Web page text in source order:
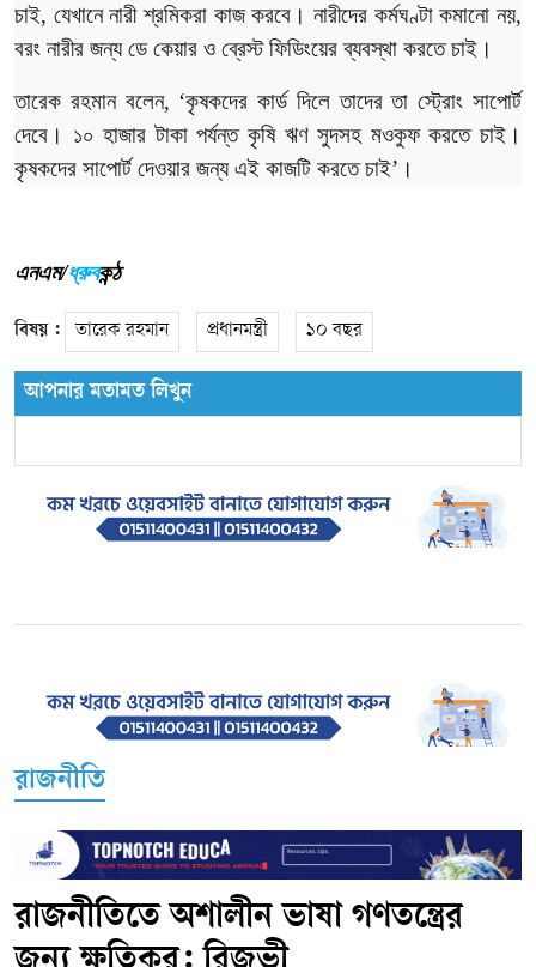
চাই, যেখানে নারী শ্রমিকরা কাজ করবে। নারীদের কর্মঘণ্টা কমানো নয়,
বরং নারীর জন্য ডে কেয়ার ও ব্রেস্ট ফিডিংয়ের ব্যবস্থা করতে চাই।
তারেক রহমান বলেন, ‘কৃষকদের কার্ড দিলে তাদের তা স্ট্রোং সাপোর্ট
দেবে।
১০ হাজার টাকা পর্যন্ত কৃষি ঋণ সুদসহ মওকুফ করতে চাই।
কৃষকদের সাপোর্ট দেওয়ার জন্য এই কাজটি করতে চাই’।
এনএম/ধ্রুবকন্ঠ
বিষয় : তারেক রহমান প্রধানমন্ত্রী ১০ বছর
আপনার মতামত লিখুন
রাজনীতি
রাজনীতিতে অশালীন ভাষা গণতন্ত্রের